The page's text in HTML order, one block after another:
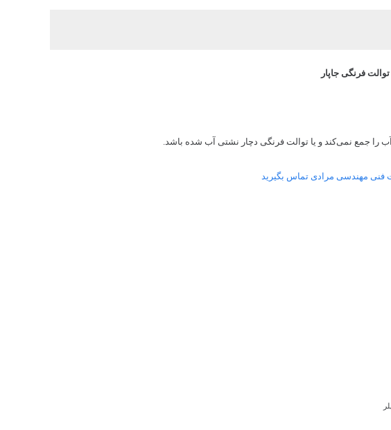
فرنگی جاپار
را جمع نمی‌کند و یا توالت فرنگی دچار نشتی آب شده باشد.
فنی مهندسی مرادی تماس بگیرید